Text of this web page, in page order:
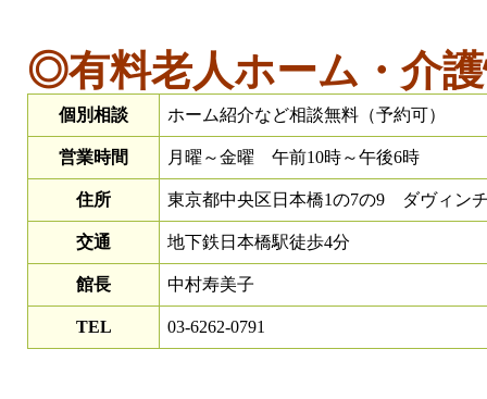
◎有料老人ホーム・介
個別相談 ホーム紹介など相談無料（予約可）
営業時間 月曜～金曜 午前10時～午後6時
住所 東京都中央区日本橋1の7の9 ダヴィン
交通 地下鉄日本橋駅徒歩4分
館長 中村寿美子
TEL 03-6262-0791